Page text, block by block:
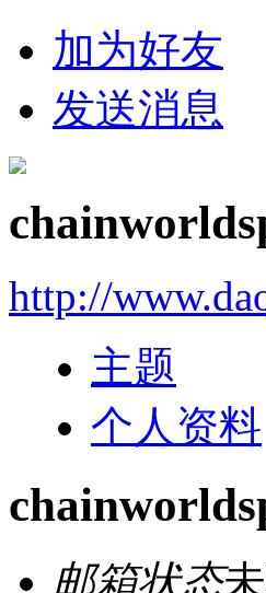
加为好友
发送消息
http://
主题
个人资料
邮箱状态